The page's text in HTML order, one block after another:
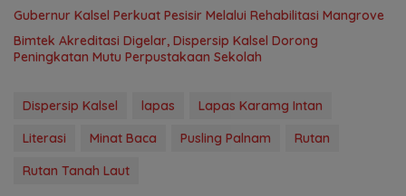
Gubernur Kalsel Perkuat Pesisir Melalui Rehabilitasi Mangrove
Bimtek Akreditasi Digelar, Dispersip Kalsel Dorong
Peningkatan Mutu Perpustakaan Sekolah
Dispersip Kalsel lapas
Lapas Karamg Intan
Literasi
Minat Baca Pusling Palnam
Rutan
Rutan Tanah Laut